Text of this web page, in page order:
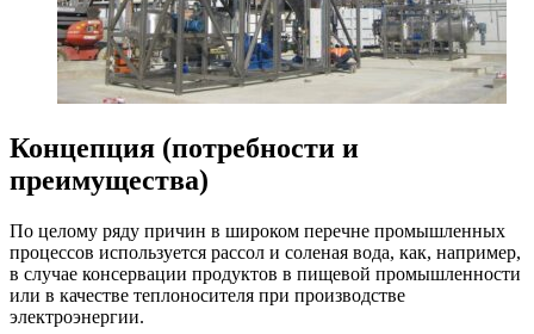
Концепция (потребности и
преимущества)
По целому ряду причин в широком перечне промышленных
процессов используется рассол и соленая вода, как, например,
в случае консервации продуктов в пищевой промышленности
или в качестве теплоносителя при производстве
электроэнергии.